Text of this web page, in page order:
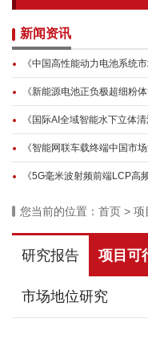
新闻资讯
《中国高性能动力电池系统
《新能源电池正负极超细粉
《国际AI全域智能水下立体
《智能网联车载终端中国市
《5G毫米波射频前端LCP高
您当前的位置： 首页 > 项
研究报告 项目可
市场地位研究